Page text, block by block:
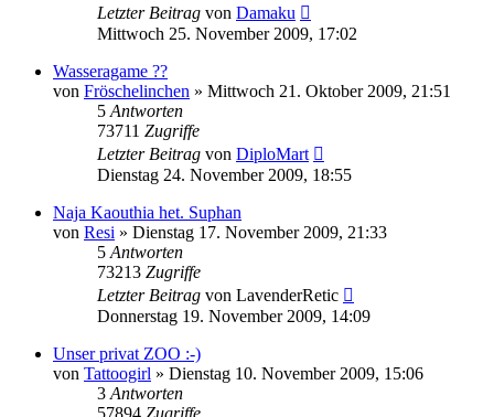
Letzter Beitrag von Damaku
Mittwoch 25. November 2009, 17:02
Wasseragame ??
von Fröschelinchen » Mittwoch 21. Oktober 2009, 21:51
5 Antworten
73711 Zugriffe
Letzter Beitrag von DiploMart
Dienstag 24. November 2009, 18:55
Naja Kaouthia het. Suphan
von Resi » Dienstag 17. November 2009, 21:33
5 Antworten
73213 Zugriffe
Letzter Beitrag von LavenderRetic
Donnerstag 19. November 2009, 14:09
Unser privat ZOO :-)
von Tattoogirl » Dienstag 10. November 2009, 15:06
3 Antworten
57894 Zugriffe